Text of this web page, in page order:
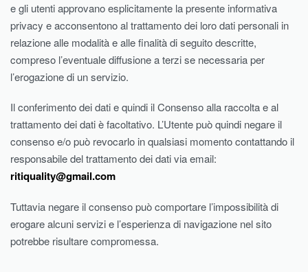
e gli utenti approvano esplicitamente la presente informativa
privacy e acconsentono al trattamento dei loro dati personali in
relazione alle modalità e alle finalità di seguito descritte,
compreso l’eventuale diffusione a terzi se necessaria per
l’erogazione di un servizio.
Il conferimento dei dati e quindi il Consenso alla raccolta e al
trattamento dei dati è facoltativo. L’Utente può quindi negare il
consenso e/o può revocarlo in qualsiasi momento contattando il
responsabile del trattamento dei dati via email:
ritiquality@gmail.com
Tuttavia negare il consenso può comportare l’impossibilità di
erogare alcuni servizi e l’esperienza di navigazione nel sito
potrebbe risultare compromessa.